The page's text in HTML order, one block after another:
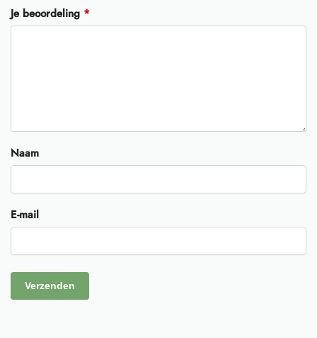
Je beoordeling *
Naam
E-mail